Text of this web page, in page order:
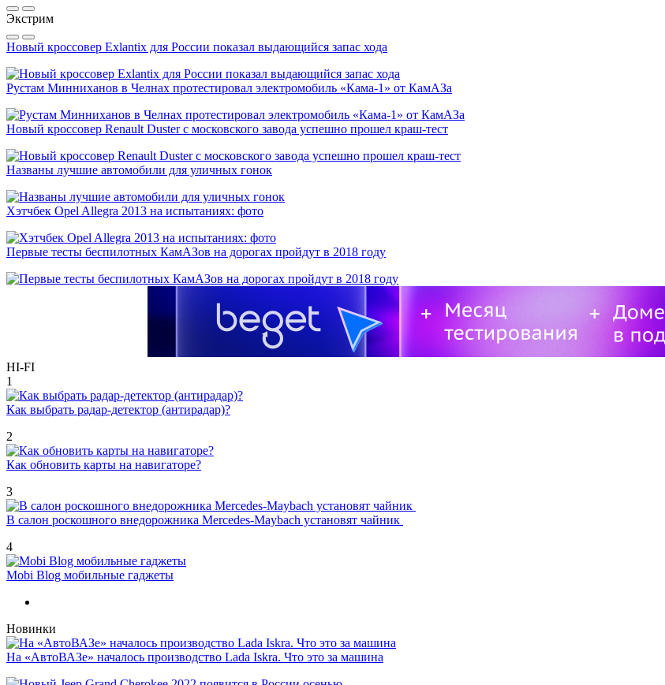
Экстрим
Новый кроссовер Exlantix для России показал выдающийся запас хода
Рустам Минниханов в Челнах протестировал электромобиль «Кама-1» от КамАЗа
Новый кроссовер Renault Duster с московского завода успешно прошел краш-тест
Названы лучшие автомобили для уличных гонок
Хэтчбек Opel Allegra 2013 на испытаниях: фото
Первые тесты беспилотных КамАЗов на дорогах пройдут в 2018 году
HI-FI
1
Как выбрать радар-детектор (антирадар)?
2
Как обновить карты на навигаторе?
3
В салон роскошного внедорожника Mercedes-Maybach установят чайник
4
Mobi Blog мобильные гаджеты
Новинки
На «АвтоВАЗе» началось производство Lada Iskra. Что это за машина